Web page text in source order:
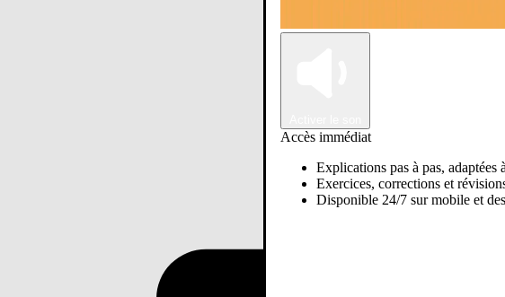
Accès immédiat
Explications pas à pas, adaptées
Exercices, corrections et
Disponible 24/7 sur mobile et